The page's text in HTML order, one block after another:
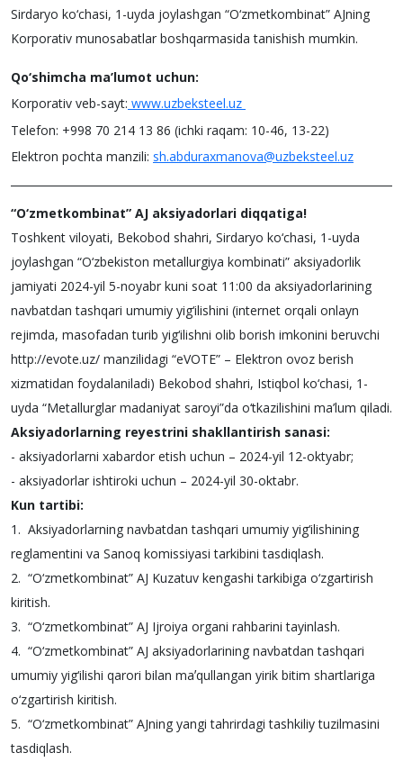
Sirdaryo ko‘chasi, 1-uyda joylashgan “O‘zmetkombinat” AJning
Korporativ munosabatlar boshqarmasida tanishish mumkin.
Qo‘shimcha ma’lumot uchun:
Korporativ veb-sayt: www.uzbeksteel.uz
Telefon: +998 70 214 13 86 (ichki raqam: 10-46, 13-22)
Elektron pochta manzili: sh.abduraxmanova@uzbeksteel.uz
“O‘zmetkombinat” AJ aksiyadorlari diqqatiga!
Toshkent viloyati, Bekobod shahri, Sirdaryo ko‘chasi, 1-uyda
joylashgan “O‘zbekiston metallurgiya kombinati” aksiyadorlik
jamiyati 2024-yil 5-noyabr kuni soat 11:00 da aksiyadorlarining
navbatdan tashqari umumiy yig‘ilishini (internet orqali onlayn
rejimda, masofadan turib yig‘ilishni olib borish imkonini beruvchi
http://evote.uz/ manzilidagi “eVOTE” – Elektron ovoz berish
xizmatidan foydalaniladi) Bekobod shahri, Istiqbol ko‘chasi, 1-
uyda “Metallurglar madaniyat saroyi”da o‘tkazilishini ma’lum qiladi.
Aksiyadorlarning reyestrini shakllantirish sanasi:
- aksiyadorlarni xabardor etish uchun – 2024-yil 12-oktyabr;
- aksiyadorlar ishtiroki uchun – 2024-yil 30-oktabr.
Kun tartibi:
1. Aksiyadorlarning navbatdan tashqari umumiy yig‘ilishining
reglamentini va Sanoq komissiyasi tarkibini tasdiqlash.
2. “O‘zmetkombinat” АJ Kuzatuv kengashi tarkibiga o‘zgartirish
kiritish.
3. “O‘zmetkombinat” АJ Ijroiya organi rahbarini tayinlash.
4. “O‘zmetkombinat” АJ aksiyadorlarining navbatdan tashqari
umumiy yig‘ilishi qarori bilan maʼqullangan yirik bitim shartlariga
o‘zgartirish kiritish.
5. “O‘zmetkombinat” АJning yangi tahrirdagi tashkiliy tuzilmasini
tasdiqlash.